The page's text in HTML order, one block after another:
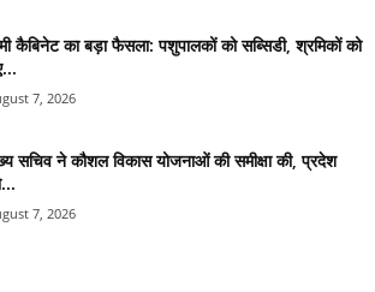
कैबिनेट का बड़ा फैसला: पशुपालकों को सब्सिडी, श्रमिकों को
7, 2026
सचिव ने कौशल विकास योजनाओं की समीक्षा की, प्रदेश
7, 2026